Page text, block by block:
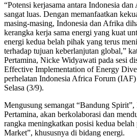
“Potensi kerjasama antara Indonesia
sangat luas. Dengan memanfaatkan
masing-masing, Indonesia dan Afrika
kerangka kerja sama energi yang kuat
energi kedua belah pihak yang terus
terhadap tujuan keberlanjutan global,”
Pertamina, Nicke Widyawati pada sesi
Effective Implementation of Energy
perhelatan Indonesia Africa Forum
Selasa (3/9).
Mengusung semangat “Bandung
Pertamina, akan berkolaborasi dan
rangka meningkatkan posisi kedua
Market”, khususnya di bidang energi.